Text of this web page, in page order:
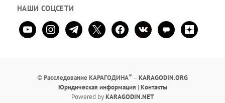
НАШИ СОЦСЕТИ
youtubeinstagramtelegram
x facebookvkontaktecomment
zen-
yandex
©Расследование КАРАГОДИНА® – KARAGODIN.ORG
Юридическая информация | Контакты
Powered byKARAGODIN.NET